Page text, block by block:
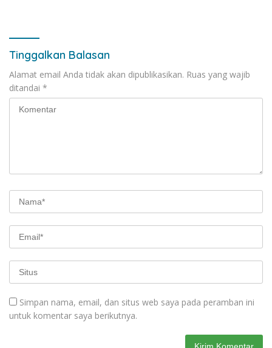
Tinggalkan Balasan
Alamat email Anda tidak akan dipublikasikan. Ruas yang wajib
ditandai *
Simpan nama, email, dan situs web saya pada peramban ini
untuk komentar saya berikutnya.